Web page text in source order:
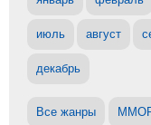
июль август
декабрь
Все жанры